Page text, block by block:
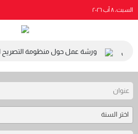
السبت، ٨ آب ٢٠٢٦
ورشة عمل حول منظومة التصريح
اختر السنة